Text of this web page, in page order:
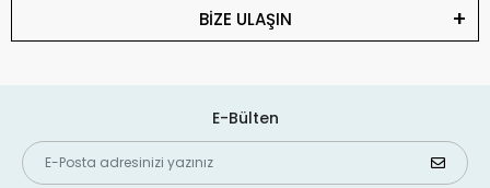
BİZE ULAŞIN
E-Bülten